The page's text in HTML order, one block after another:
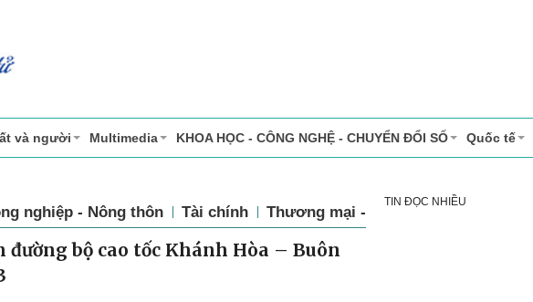
và người Multimedia KHOA HỌC - CÔNG NGHỆ - CHUYỂN ĐỔI SỐ Quốc tế
nghiệp - Nông thôn Tài chính Thương mại - Dịch vụ
đường bộ cao tốc Khánh Hòa – Buôn
TIN ĐỌC NHIỀU